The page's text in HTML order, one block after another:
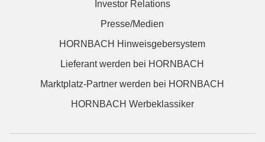
Investor Relations
Presse/Medien
HORNBACH Hinweisgebersystem
Lieferant werden bei HORNBACH
Marktplatz-Partner werden bei HORNBACH
HORNBACH Werbeklassiker